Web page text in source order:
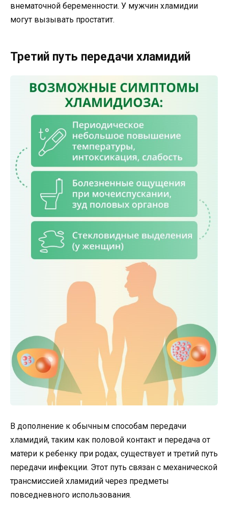
внематочной беременности. У мужчин хламидии
могут вызывать простатит.
Третий путь передачи хламидий
В дополнение к обычным способам передачи
хламидий, таким как половой контакт и передача от
матери к ребенку при родах, существует и третий путь
передачи инфекции. Этот путь связан с механической
трансмиссией хламидий через предметы
повседневного использования.